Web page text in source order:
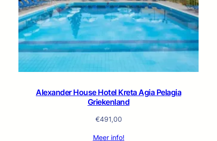
Alexander House Hotel Kreta Agia Pelagia
Griekenland
€491,00
Meer info!